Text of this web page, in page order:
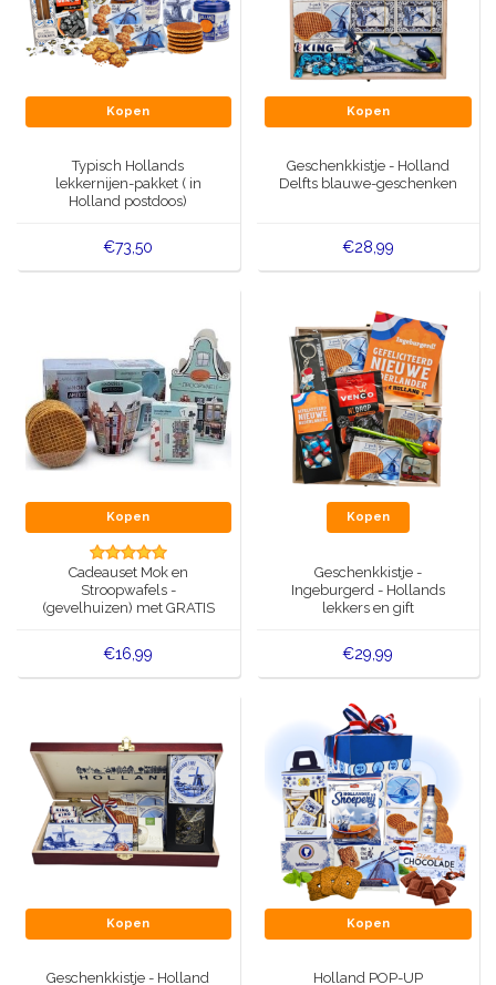
Kopen
Typisch Hollands
lekkernijen-pakket ( in
Holland postdoos)
€73,50
Kopen
Geschenkkistje - Holland
Delfts blauwe-geschenken
€28,99
Kopen
Cadeauset Mok en
Stroopwafels -
(gevelhuizen) met GRATIS
€16,99
Kopen
Geschenkkistje -
Ingeburgerd - Hollands
lekkers en gift
€29,99
Kopen
Geschenkkistje - Holland
Kopen
Holland POP-UP